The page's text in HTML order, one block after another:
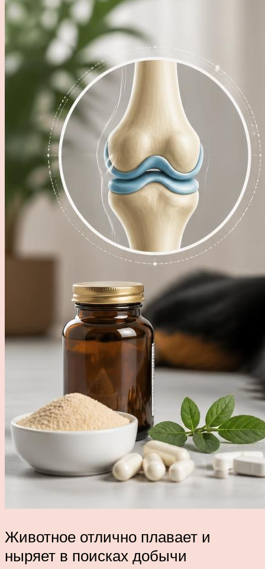
Животное отлично плавает и
ныряет в поисках добычи